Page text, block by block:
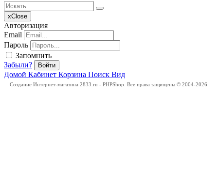
xClose
Авторизация
Email
Пароль
Запомнить
Забыли?
Войти
Домой Кабинет Корзина Поиск Вид
Создание Интернет-магазина 2833.ru - PHPShop. Все права защищены © 2004-2026.